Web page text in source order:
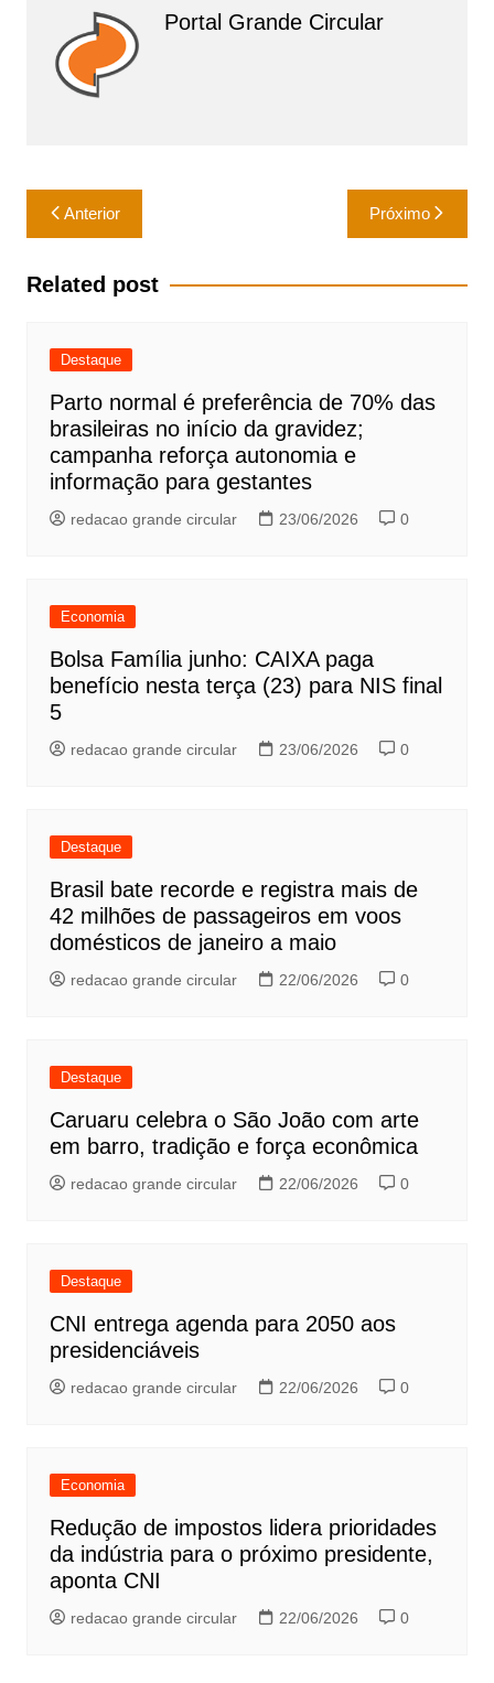
o
k
Portal Grande Circular
Navegação
de
Post
Anterior Próximo
Related post
Destaque
Parto normal é preferência de 70% das
brasileiras no início da gravidez;
campanha reforça autonomia e
informação para gestantes
redacao grande circular 23/06/2026 0
Economia
Bolsa Família junho: CAIXA paga
benefício nesta terça (23) para NIS final
5
redacao grande circular 23/06/2026 0
Destaque
Brasil bate recorde e registra mais de
42 milhões de passageiros em voos
domésticos de janeiro a maio
redacao grande circular 22/06/2026 0
Destaque
Caruaru celebra o São João com arte
em barro, tradição e força econômica
redacao grande circular 22/06/2026 0
Destaque
CNI entrega agenda para 2050 aos
presidenciáveis
redacao grande circular 22/06/2026 0
Economia
Redução de impostos lidera prioridades
da indústria para o próximo presidente,
aponta CNI
redacao grande circular 22/06/2026 0